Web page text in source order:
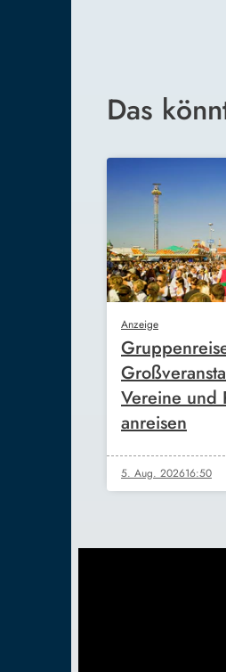
Das
Anzeige
Vereine und
anreisen
5. Aug. 202616:50